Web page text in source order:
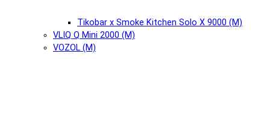
Tikobar x Smoke Kitchen Solo X 9000 (М)
VLIQ Q Mini 2000 (М)
VOZOL (М)